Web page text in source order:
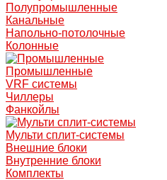
Полупромышленные
Канальные
Напольно-потолочные
Колонные
Промышленные
VRF системы
Чиллеры
Фанкойлы
Мульти сплит-системы
Внешние блоки
Внутренние блоки
Комплекты